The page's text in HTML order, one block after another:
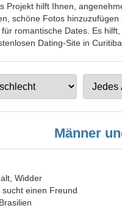
Projekt hilft Ihnen,
schöne Fotos
romantische Dates. Es
Dating-Site in
Männer
Widder
sucht einen Freund